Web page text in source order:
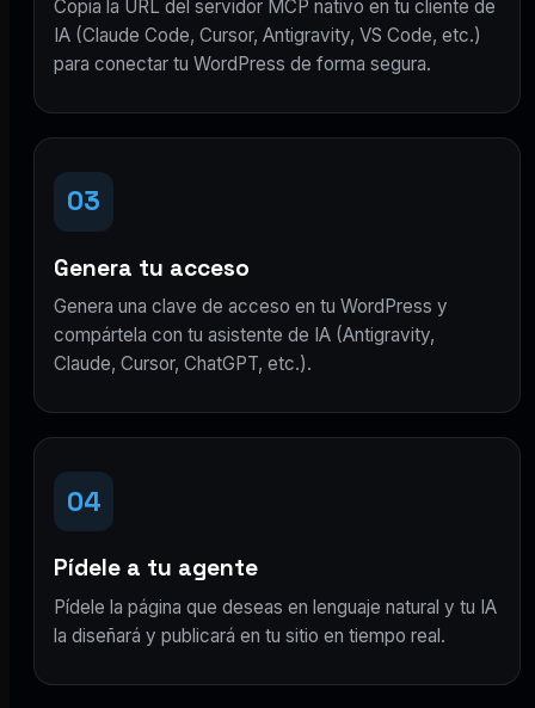
Copia la URL del servidor MCP nativo en tu cliente de
IA (Claude Code, Cursor, Antigravity, VS Code, etc.)
para conectar tu WordPress de forma segura.
03
Genera tu acceso
Genera una clave de acceso en tu WordPress y
compártela con tu asistente de IA (Antigravity,
Claude, Cursor, ChatGPT, etc.).
04
Pídele a tu agente
Pídele la página que deseas en lenguaje natural y tu IA
la diseñará y publicará en tu sitio en tiempo real.